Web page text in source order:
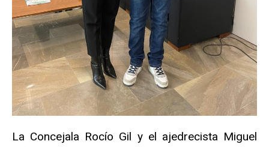
La Concejala Rocío Gil y el ajedrecista Miguel